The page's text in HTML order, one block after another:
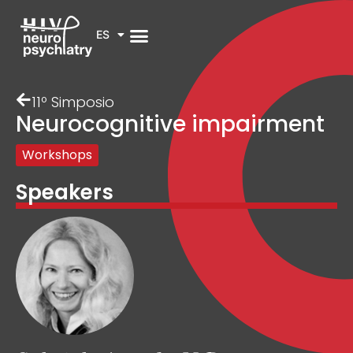
ES
11º Simposio
Neurocognitive impairment
Workshops
Speakers